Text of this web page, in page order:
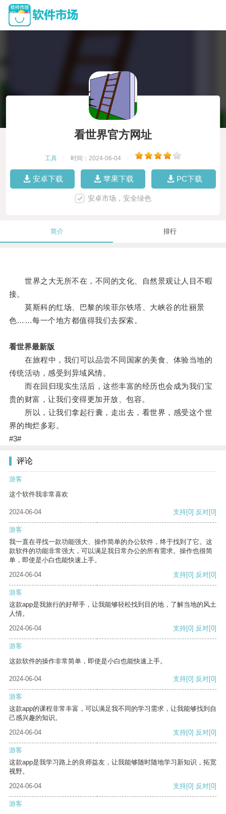
看世界官方网址
工具 时间：2024-06-04
安卓下载 苹果下载 PC下载
安卓市场，安全绿色
简介 排行
世界之大无所不在，不同的文化、自然景观让人目不暇
接。
莫斯科的红场、巴黎的埃菲尔铁塔、大峡谷的壮丽景
色……每一个地方都值得我们去探索。
看世界最新版
在旅程中，我们可以品尝不同国家的美食、体验当地的
传统活动，感受到异域风情。
而在回归现实生活后，这些丰富的经历也会成为我们宝
贵的财富，让我们变得更加开放、包容。
所以，让我们拿起行囊，走出去，看世界，感受这个世
界的绚烂多彩。
#3#
评论
游客
这个软件我非常喜欢
2024-06-04 支持[0] 反对[0]
游客
我一直在寻找一款功能强大、操作简单的办公软件，终于找到了它。这
款软件的功能非常强大，可以满足我日常办公的所有需求。操作也很简
单，即使是小白也能快速上手。
2024-06-04
支持[0] 反对[0]
游客
这款app是我旅行的好帮手，让我能够轻松找到目的地，了解当地的风土
人情。
2024-06-04
支持[0] 反对[0]
游客
这款软件的操作非常简单，即使是小白也能快速上手。
2024-06-04 支持[0] 反对[0]
游客
这款app的课程非常丰富，可以满足我不同的学习需求，让我能够找到自
己感兴趣的知识。
2024-06-04
支持[0] 反对[0]
游客
这款app是我学习路上的良师益友，让我能够随时随地学习新知识，拓宽
视野。
2024-06-04
支持[0] 反对[0]
游客